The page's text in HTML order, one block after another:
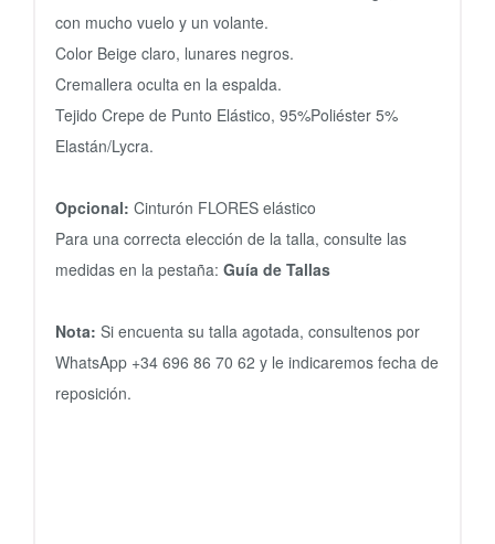
con mucho vuelo y un volante.
Color Beige claro, lunares negros.
Cremallera oculta en la espalda.
Tejido Crepe de Punto Elástico, 95%Poliéster 5%
Elastán/Lycra.
Opcional: Cinturón FLORES elástico
Para una correcta elección de la talla, consulte las
medidas en la pestaña: Guía de Tallas
Nota: Si encuenta su talla agotada, consultenos por
WhatsApp +34 696 86 70 62 y le indicaremos fecha de
reposición.